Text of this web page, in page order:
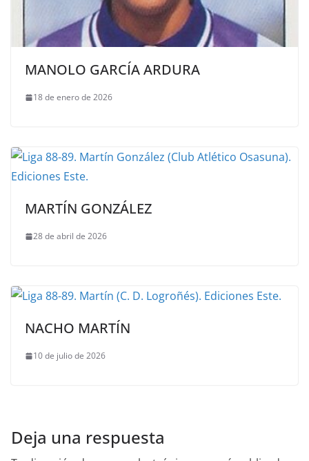
MANOLO GARCÍA ARDURA
18 de enero de 2026
MARTÍN GONZÁLEZ
28 de abril de 2026
NACHO MARTÍN
10 de julio de 2026
Deja una respuesta